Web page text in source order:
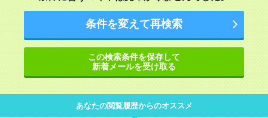
条件を変えて再検索
この検索条件を保存して
新着メールを受け取る
あなたの閲覧履歴からのオススメ